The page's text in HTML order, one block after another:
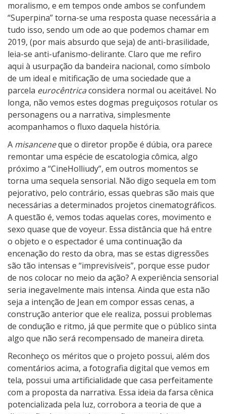
moralismo, e em tempos onde ambos se confundem
“Superpina” torna-se uma resposta quase necessária a
tudo isso, sendo um ode ao que podemos chamar em
2019, (por mais absurdo que seja) de anti-brasilidade,
leia-se anti-ufanismo-delirante. Claro que me refiro
aqui à usurpação da bandeira nacional, como símbolo
de um ideal e mitificação de uma sociedade que a
parcela eurocêntricaconsidera normal ou aceitável. No
longa, não vemos estes dogmas preguiçosos rotular os
personagens ou a narrativa, simplesmente
acompanhamos o fluxo daquela história.
A misanceneque o diretor propõe é dúbia, ora parece
remontar uma espécie de escatologia cômica, algo
próximo a “CineHolliudy”, em outros momentos se
torna uma sequela sensorial. Não digo sequela em tom
pejorativo, pelo contrário, essas quebras são mais que
necessárias a determinados projetos cinematográficos.
A questão é, vemos todas aquelas cores, movimento e
sexo quase que de voyeur. Essa distância que há entre
o objeto e o espectador é uma continuação da
encenação do resto da obra, mas se estas digressões
são tão intensas e “imprevisíveis”, porque esse pudor
de nos colocar no meio da ação? A experiência sensorial
seria inegavelmente mais intensa. Ainda que esta não
seja a intenção de Jean em compor essas cenas, a
construção anterior que ele realiza, possui problemas
de condução e ritmo, já que permite que o público sinta
algo que não será recompensado de maneira direta.
Reconheço os méritos que o projeto possui, além dos
comentários acima, a fotografia digital que vemos em
tela, possui uma artificialidade que casa perfeitamente
com a proposta da narrativa. Essa ideia da farsa cênica
potencializada pela luz, corrobora a teoria de que a